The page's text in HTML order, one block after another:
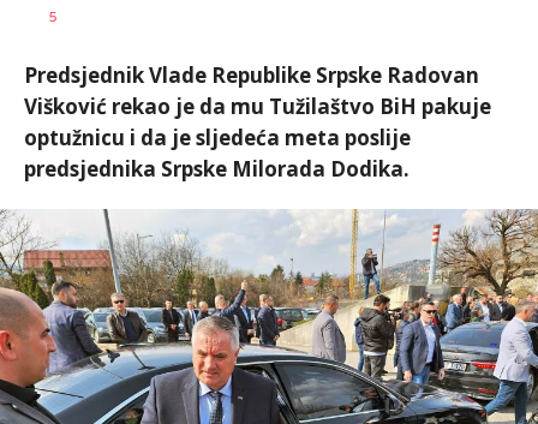
AUTOR
5
Predsjednik Vlade Republike Srpske Radovan
Višković rekao je da mu Tužilaštvo BiH pakuje
optužnicu i da je sljedeća meta poslije
predsjednika Srpske Milorada Dodika.